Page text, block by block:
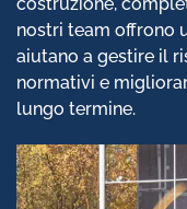
nostri team offrono
aiutano a gestire il
normativi e
lungo termine.